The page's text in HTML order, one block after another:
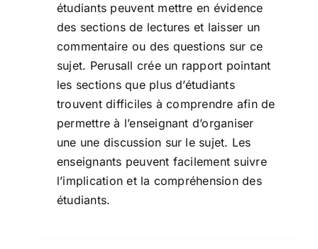
étudiants peuvent mettre en évidence
des sections de lectures et laisser un
commentaire ou des questions sur ce
sujet. Perusall crée un rapport pointant
les sections que plus d’étudiants
trouvent difficiles à comprendre afin de
permettre à l’enseignant d’organiser
une une discussion sur le sujet. Les
enseignants peuvent facilement suivre
l’implication et la compréhension des
étudiants.